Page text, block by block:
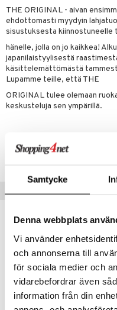
Samtycke
Denna webbplats
Vi använder
och annonserna till
för sociala medier och
vidarebefordrar även
information från din
THE ORIGINAL - aivan
ehdottomasti myydyin
sisustuksesta kiinnostuneelle
hänelle, jolla on jo kaikkea!
japanilaistyylisestä
käsittelemättömästä
Lupamme teille, että THE
ORIGINAL tulee olemaan
keskusteluja sen ympärillä.
IUA62-1-XX
-
& Peitot
& Korit
& Veistokset
Art
& Lyhdyt
& Hyllyt
& Koukut
& Korit
tekstiilit
tekstiilit
& Peitot
hyönteissuoja
ruokinta
& Lyhdyt
& vastauksia